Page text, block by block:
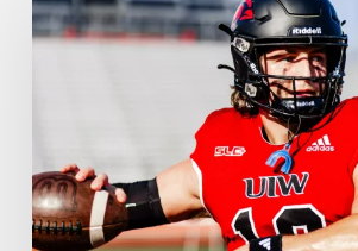
setzt
auf
Calzada